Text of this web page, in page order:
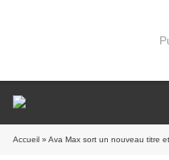
Accueil » Ava Max sort un nouveau titre